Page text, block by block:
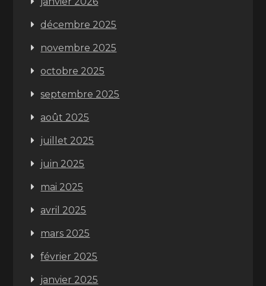
décembre 2025
novembre 2025
octobre 2025
septembre 2025
août 2025
juillet 2025
juin 2025
mai 2025
avril 2025
mars 2025
février 2025
janvier 2025